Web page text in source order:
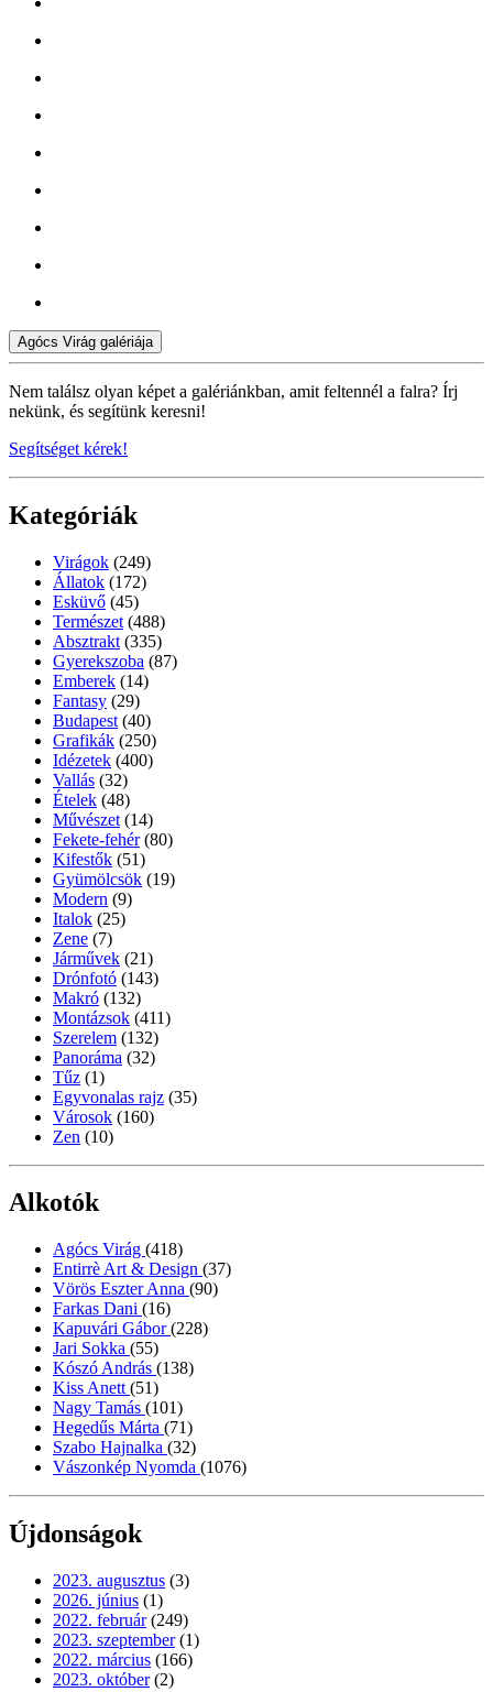
Agócs Virág galériája
Nem találsz olyan képet a galériánkban, amit feltennél a falra? Írj
nekünk, és segítünk keresni!
Segítséget kérek!
Kategóriák
Virágok (249)
Állatok (172)
Esküvő (45)
Természet (488)
Absztrakt (335)
Gyerekszoba (87)
Emberek (14)
Fantasy (29)
Budapest (40)
Grafikák (250)
Idézetek (400)
Vallás (32)
Ételek (48)
Művészet (14)
Fekete-fehér (80)
Kifestők (51)
Gyümölcsök (19)
Modern (9)
Italok (25)
Zene (7)
Járművek (21)
Drónfotó (143)
Makró (132)
Montázsok (411)
Szerelem (132)
Panoráma (32)
Tűz (1)
Egyvonalas rajz (35)
Városok (160)
Zen (10)
Alkotók
Agócs Virág (418)
Entirrè Art & Design (37)
Vörös Eszter Anna (90)
Farkas Dani (16)
Kapuvári Gábor(228)
Jari Sokka (55)
Kószó András (138)
Kiss Anett (51)
Nagy Tamás (101)
Hegedűs Márta (71)
Szabo Hajnalka (32)
Vászonkép Nyomda (1076)
Újdonságok
2023. augusztus (3)
2026. június (1)
2022. február (249)
2023. szeptember (1)
2022. március (166)
2023. október (2)